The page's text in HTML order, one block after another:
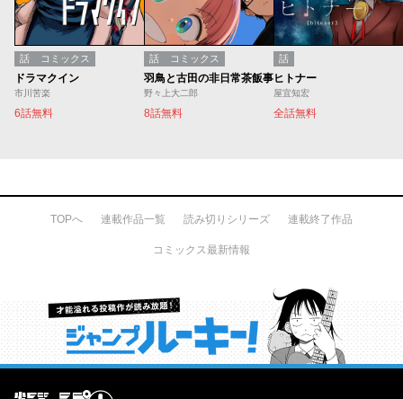
話 コミックス
ドラマクイン
市川苦楽
6話無料
話 コミックス
羽鳥と古田の非日常茶飯事
野々上大二郎
8話無料
話
ヒトナー
屋宜知宏
全話無料
TOPへ 連載作品一覧 読み切りシリーズ 連載終了作品
コミックス最新情報
才能溢れる投稿作が読み放題！ ジャンプルーキー！